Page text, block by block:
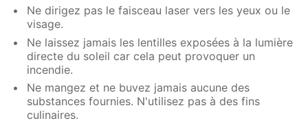
Ne dirigez pas le faisceau laser vers les yeux ou le
visage.
Ne laissez jamais les lentilles exposées à la lumière
directe du soleil car cela peut provoquer un
incendie.
Ne mangez et ne buvez jamais aucune des
substances fournies. N'utilisez pas à des fins
culinaires.